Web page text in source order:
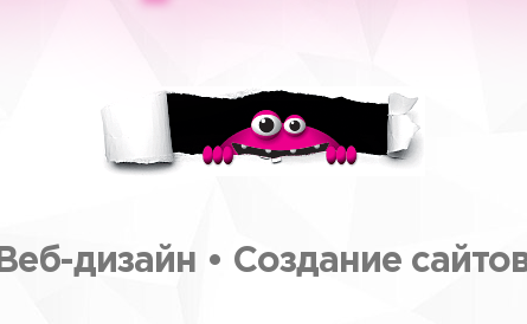
Веб-дизайн • Создание